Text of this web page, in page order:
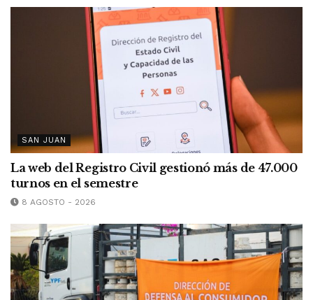
SAN JUAN
La web del Registro Civil gestionó más de 47.000
turnos en el semestre
8 AGOSTO - 2026